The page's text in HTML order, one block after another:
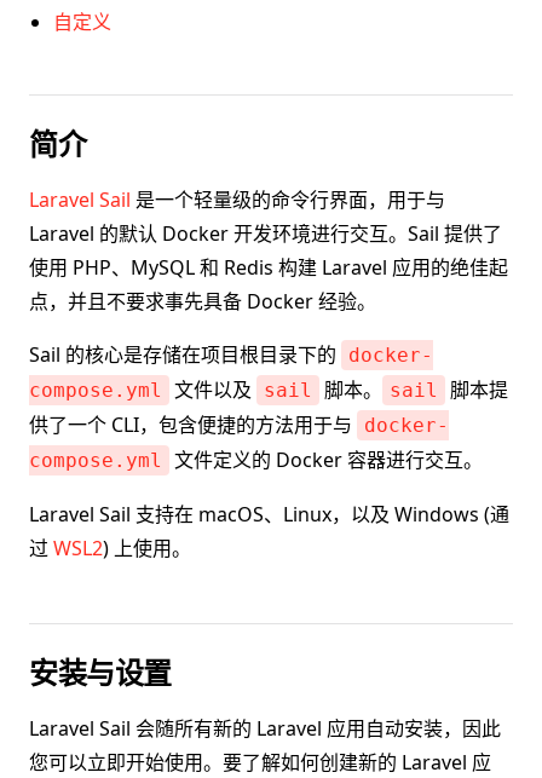
自定义
简介
Laravel Sail 是一个轻量级的命令行界面，用于与
Laravel 的默认 Docker 开发环境进行交互。Sail 提供了
使用 PHP、MySQL 和 Redis 构建 Laravel 应用的绝佳起
点，并且不要求事先具备 Docker 经验。
Sail 的核心是存储在项目根目录下的
docker-
compose.yml
文件以及 sail 脚本。 sail
脚本提
供了一个 CLI，包含便捷的方法用于与
docker-
compose.yml
文件定义的 Docker 容器进行交互。
Laravel Sail 支持在 macOS、Linux，以及 Windows (通
过WSL2) 上使用。
安装与设置
Laravel Sail 会随所有新的 Laravel 应用自动安装，因此
您可以立即开始使用。要了解如何创建新的 Laravel 应